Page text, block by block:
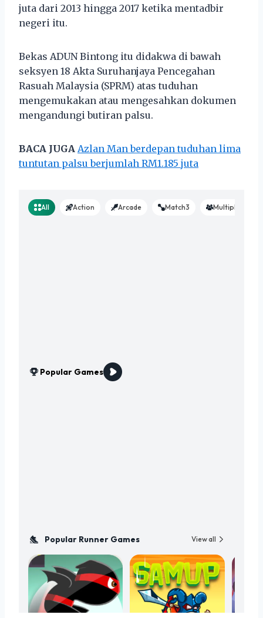
juta dari 2013 hingga 2017 ketika mentadbir
negeri itu.
Bekas ADUN Bintong itu didakwa di bawah
seksyen 18 Akta Suruhanjaya Pencegahan
Rasuah Malaysia (SPRM) atas tuduhan
mengemukakan atau mengesahkan dokumen
mengandungi butiran palsu.
BACA JUGA Azlan Man berdepan tuduhan lima
tuntutan palsu berjumlah RM1.185 juta